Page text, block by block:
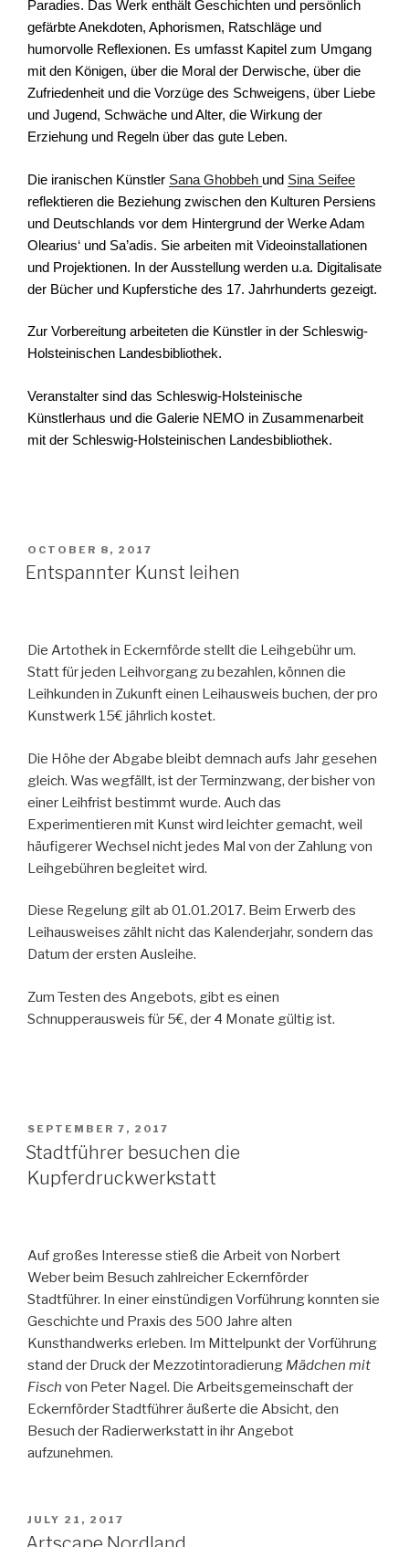
Paradies. Das Werk enthält Geschichten und persönlich
gefärbte Anekdoten, Aphorismen, Ratschläge und
humorvolle Reflexionen. Es umfasst Kapitel zum Umgang
mit den Königen, über die Moral der Derwische, über die
Zufriedenheit und die Vorzüge des Schweigens, über Liebe
und Jugend, Schwäche und Alter, die Wirkung der
Erziehung und Regeln über das gute Leben.
Die iranischen Künstler Sana Ghobbeh und Sina Seifee
reflektieren die Beziehung zwischen den Kulturen Persiens
und Deutschlands vor dem Hintergrund der Werke Adam
Olearius‘ und Sa’adis. Sie arbeiten mit Videoinstallationen
und Projektionen. In der Ausstellung werden u.a. Digitalisate
der Bücher und Kupferstiche des 17. Jahrhunderts gezeigt.
Zur Vorbereitung arbeiteten die Künstler in der Schleswig-
Holsteinischen Landesbibliothek.
Veranstalter sind das Schleswig-Holsteinische
Künstlerhaus und die Galerie NEMO in Zusammenarbeit
mit der Schleswig-Holsteinischen Landesbibliothek.
POSTED
ON
OCTOBER 8, 2017
Entspannter Kunst leihen
Die Artothek in Eckernförde stellt die Leihgebühr um.
Statt für jeden Leihvorgang zu bezahlen, können die
Leihkunden in Zukunft einen Leihausweis buchen, der pro
Kunstwerk 15€ jährlich kostet.
Die Höhe der Abgabe bleibt demnach aufs Jahr gesehen
gleich. Was wegfällt, ist der Terminzwang, der bisher von
einer Leihfrist bestimmt wurde. Auch das
Experimentieren mit Kunst wird leichter gemacht, weil
häufigerer Wechsel nicht jedes Mal von der Zahlung von
Leihgebühren begleitet wird.
Diese Regelung gilt ab 01.01.2017. Beim Erwerb des
Leihausweises zählt nicht das Kalenderjahr, sondern das
Datum der ersten Ausleihe.
Zum Testen des Angebots, gibt es einen
Schnupperausweis für 5€, der 4 Monate gültig ist.
POSTED
ON
SEPTEMBER 7, 2017
Stadtführer besuchen die
Kupferdruckwerkstatt
Auf großes Interesse stieß die Arbeit von Norbert
Weber beim Besuch zahlreicher Eckernförder
Stadtführer. In einer einstündigen Vorführung konnten sie
Geschichte und Praxis des 500 Jahre alten
Kunsthandwerks erleben. Im Mittelpunkt der Vorführung
stand der Druck der Mezzotintoradierung Mädchen mit
Fisch von Peter Nagel. Die Arbeitsgemeinschaft der
Eckernförder Stadtführer äußerte die Absicht, den
Besuch der Radierwerkstatt in ihr Angebot
aufzunehmen.
POSTED
ON
JULY 21, 2017